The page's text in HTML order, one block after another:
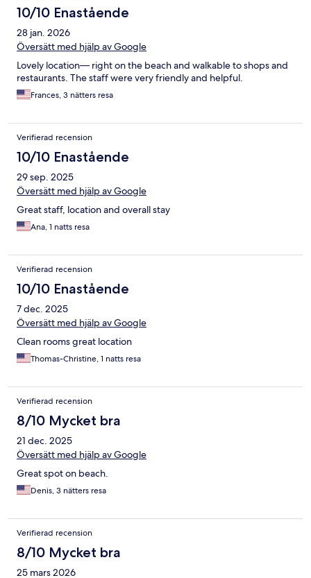
10/10 Enastående
28 jan. 2026
Översätt med hjälp av Google
Lovely location— right on the beach and walkable to shops and
restaurants. The staff were very friendly and helpful.
Frances, 3 nätters resa
Verifierad recension
10/10 Enastående
29 sep. 2025
Översätt med hjälp av Google
Great staff, location and overall stay
Ana, 1 natts resa
Verifierad recension
10/10 Enastående
7 dec. 2025
Översätt med hjälp av Google
Clean rooms great location
Thomas-Christine, 1 natts resa
Verifierad recension
8/10 Mycket bra
21 dec. 2025
Översätt med hjälp av Google
Great spot on beach.
Denis, 3 nätters resa
Verifierad recension
8/10 Mycket bra
25 mars 2026